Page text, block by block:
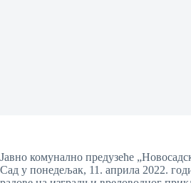
Јавно комунално предузеће
Сад у понедељак, 11. априла 2022.